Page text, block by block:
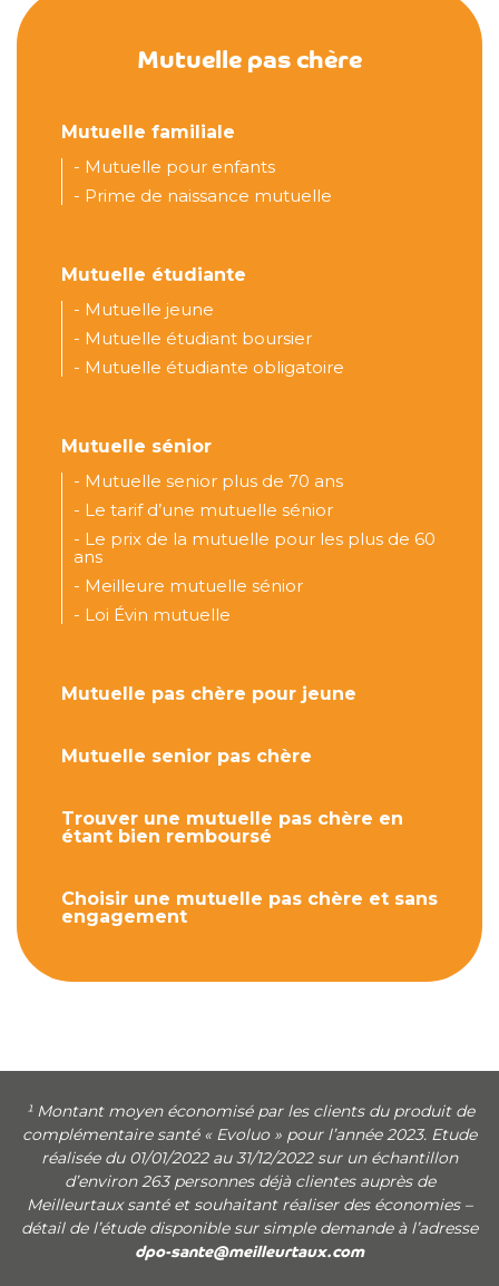
Mutuelle pas chère
Mutuelle familiale
- Mutuelle pour enfants
- Prime de naissance mutuelle
Mutuelle étudiante
- Mutuelle jeune
- Mutuelle étudiant boursier
- Mutuelle étudiante obligatoire
Mutuelle sénior
- Mutuelle senior plus de 70 ans
- Le tarif d’une mutuelle sénior
- Le prix de la mutuelle pour les plus de 60
ans
- Meilleure mutuelle sénior
- Loi Évin mutuelle
Mutuelle pas chère pour jeune
Mutuelle senior pas chère
Trouver une mutuelle pas chère en
étant bien remboursé
Choisir une mutuelle pas chère et sans
engagement
¹ Montant moyen économisé par les clients du produit de
complémentaire santé « Evoluo » pour l’année 2023. Etude
réalisée du 01/01/2022 au 31/12/2022 sur un échantillon
d’environ 263 personnes déjà clientes auprès de
Meilleurtaux santé et souhaitant réaliser des économies –
détail de l’étude disponible sur simple demande à l’adresse
dpo-sante@meilleurtaux.com